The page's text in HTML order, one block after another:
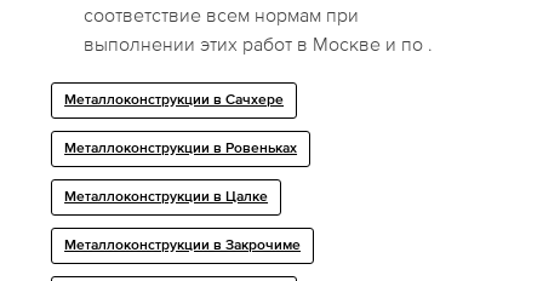
соответствие всем нормам при
выполнении этих работ в Москве и по .
Металлоконструкции в Сачхере
Металлоконструкции в Ровеньках
Металлоконструкции в Цалке
Металлоконструкции в Закрочиме